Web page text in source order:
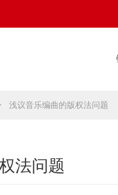
浅议音乐编曲的版权法问题
法问题